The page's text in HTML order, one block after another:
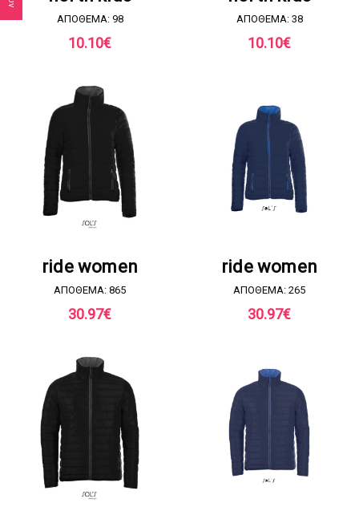
ΑΠΟΘΕΜΑ: 98
10.10€
ΑΠΟΘΕΜΑ: 38
10.10€
ride women
ΑΠΟΘΕΜΑ: 865
30.97€
ride women
ΑΠΟΘΕΜΑ: 265
30.97€